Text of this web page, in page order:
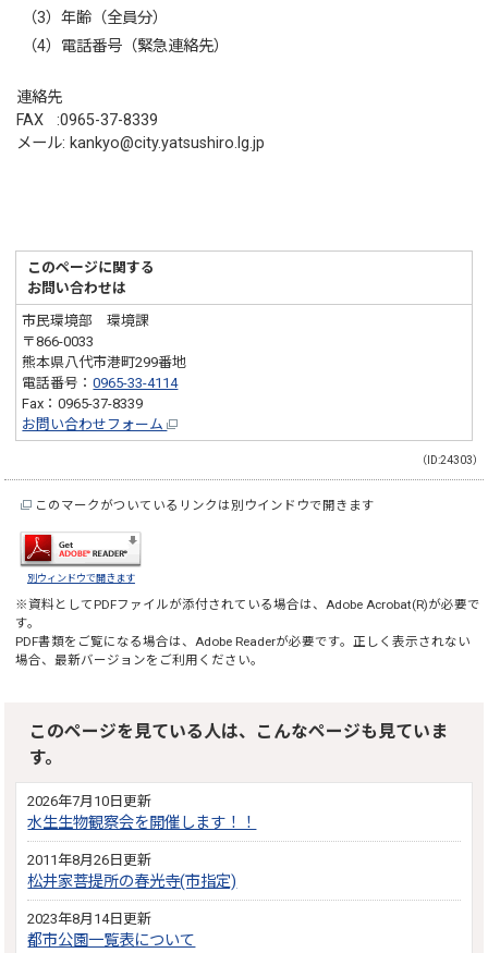
（3）年齢（全員分）
（4）電話番号（緊急連絡先）
連絡先
FAX :0965-37-8339
メール: kankyo@city.yatsushiro.lg.jp
このページに関する
お問い合わせは
市民環境部 環境課
〒866-0033
熊本県八代市港町299番地
電話番号：0965-33-4114
Fax：0965-37-8339
お問い合わせフォーム
（ID:24303）
このマークがついているリンクは別ウインドウで開きます
別ウィンドウで開きます
※資料としてPDFファイルが添付されている場合は、 Adobe Acrobat(R)が必要で
す。
PDF書類をご覧になる場合は、 Adobe Readerが必要です。正しく表示されない
場合、最新バージョンをご利用ください。
このページを見ている人は、こんなページも見ていま
す。
2026年7月10日更新
水生生物観察会を開催します！！
2011年8月26日更新
松井家菩提所の春光寺(市指定)
2023年8月14日更新
都市公園一覧表について